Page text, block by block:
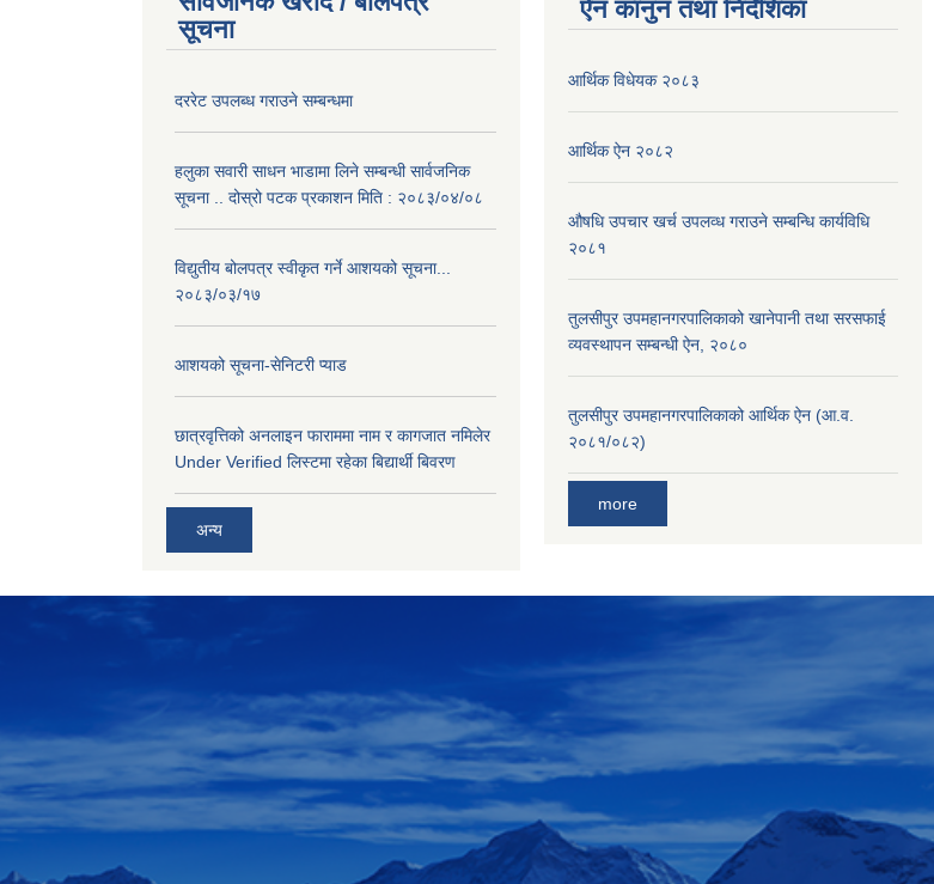
सूचना
दररेट उपलब्ध गराउने सम्बन्धमा
हलुका सवारी साधन भाडामा लिने सम्बन्धी सार्वजनिक
सूचना .. दोस्रो पटक प्रकाशन मिति : २०८३/०४/०८
विद्युतीय बोलपत्र स्वीकृत गर्ने आशयको सूचना...
२०८३/०३/१७
आशयको सूचना-सेनिटरी प्याड
छात्रवृत्तिको अनलाइन फाराममा नाम र कागजात नमिलेर
Under Verified लिस्टमा रहेका बिद्यार्थी बिवरण
अन्य
ऐन कानुन तथा निर्देशिका
आर्थिक विधेयक २०८३
आर्थिक ऐन २०८२
औषधि उपचार खर्च उपलव्ध गराउने सम्बन्धि कार्यविधि
२०८१
तुलसीपुर उपमहानगरपालिकाको खानेपानी तथा सरसफाई
व्यवस्थापन सम्बन्धी ऐन, २०८०
तुलसीपुर उपमहानगरपालिकाको आर्थिक ऐन (आ.व.
२०८१/०८२)
more